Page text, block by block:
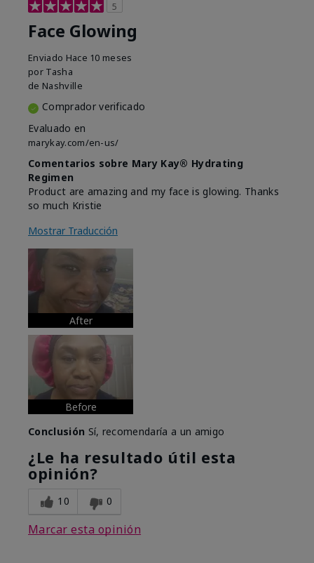
5
Face Glowing
Enviado Hace 10 meses
por Tasha
de Nashville
Comprador verificado
Evaluado en
marykay.com/en-us/
Comentarios sobre Mary Kay® Hydrating
Regimen
Product are amazing and my face is glowing. Thanks
so much Kristie
Mostrar Traducción
After
Before
Conclusión Sí, recomendaría a un amigo
¿Le ha resultado útil esta
opinión?
10 0
Marcar esta opinión